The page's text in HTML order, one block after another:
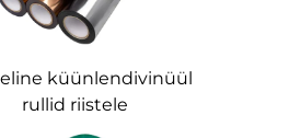
küünlendivinüül
rullid riistele